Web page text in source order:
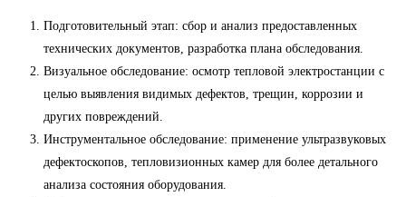
Подготовительный этап: сбор и анализ предоставленных
технических документов, разработка плана обследования.
Визуальное обследование: осмотр тепловой электростанции с
целью выявления видимых дефектов, трещин, коррозии и
других повреждений.
Инструментальное обследование: применение ультразвуковых
дефектоскопов, тепловизионных камер для более детального
анализа состояния оборудования.